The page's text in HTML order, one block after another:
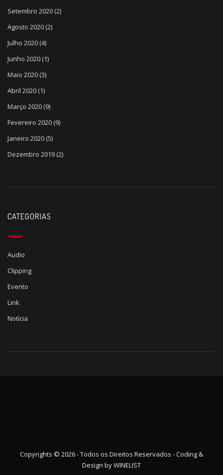
Setembro 2020 (2)
Agosto 2020 (2)
Julho 2020 (4)
Junho 2020 (1)
Maio 2020 (3)
Abril 2020 (1)
Março 2020 (9)
Fevereiro 2020 (9)
Janeiro 2020 (5)
Dezembro 2019 (2)
CATEGORIAS
Audio
Clipping
Evento
Link
Notícia
Copyrights © 2026 - Todos os Direitos Reservados - Coding &
Design byWINELIST